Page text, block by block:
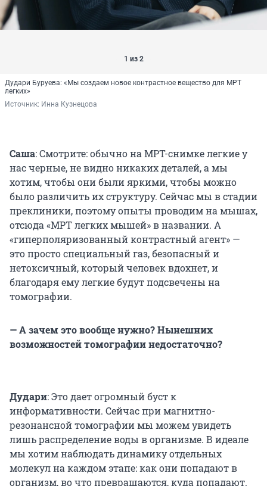
1 из 2
Дудари Буруева: «Мы создаем новое контрастное вещество для МРТ
легких»
Источник: Инна Кузнецова
Саша: Смотрите: обычно на МРТ-снимке легкие у
нас черные, не видно никаких деталей, а мы
хотим, чтобы они были яркими, чтобы можно
было различить их структуру. Сейчас мы в стадии
преклиники, поэтому опыты проводим на мышах,
отсюда «МРТ легких мышей» в названии. А
«гиперполяризованный контрастный агент» —
это просто специальный газ, безопасный и
нетоксичный, который человек вдохнет, и
благодаря ему легкие будут подсвечены на
томографии.
— А зачем это вообще нужно? Нынешних
возможностей томографии недостаточно?
Дудари: Это дает огромный буст к
информативности. Сейчас при магнитно-
резонансной томографии мы можем увидеть
лишь распределение воды в организме. В идеале
мы хотим наблюдать динамику отдельных
молекул на каждом этапе: как они попадают в
организм, во что превращаются, куда попадают.